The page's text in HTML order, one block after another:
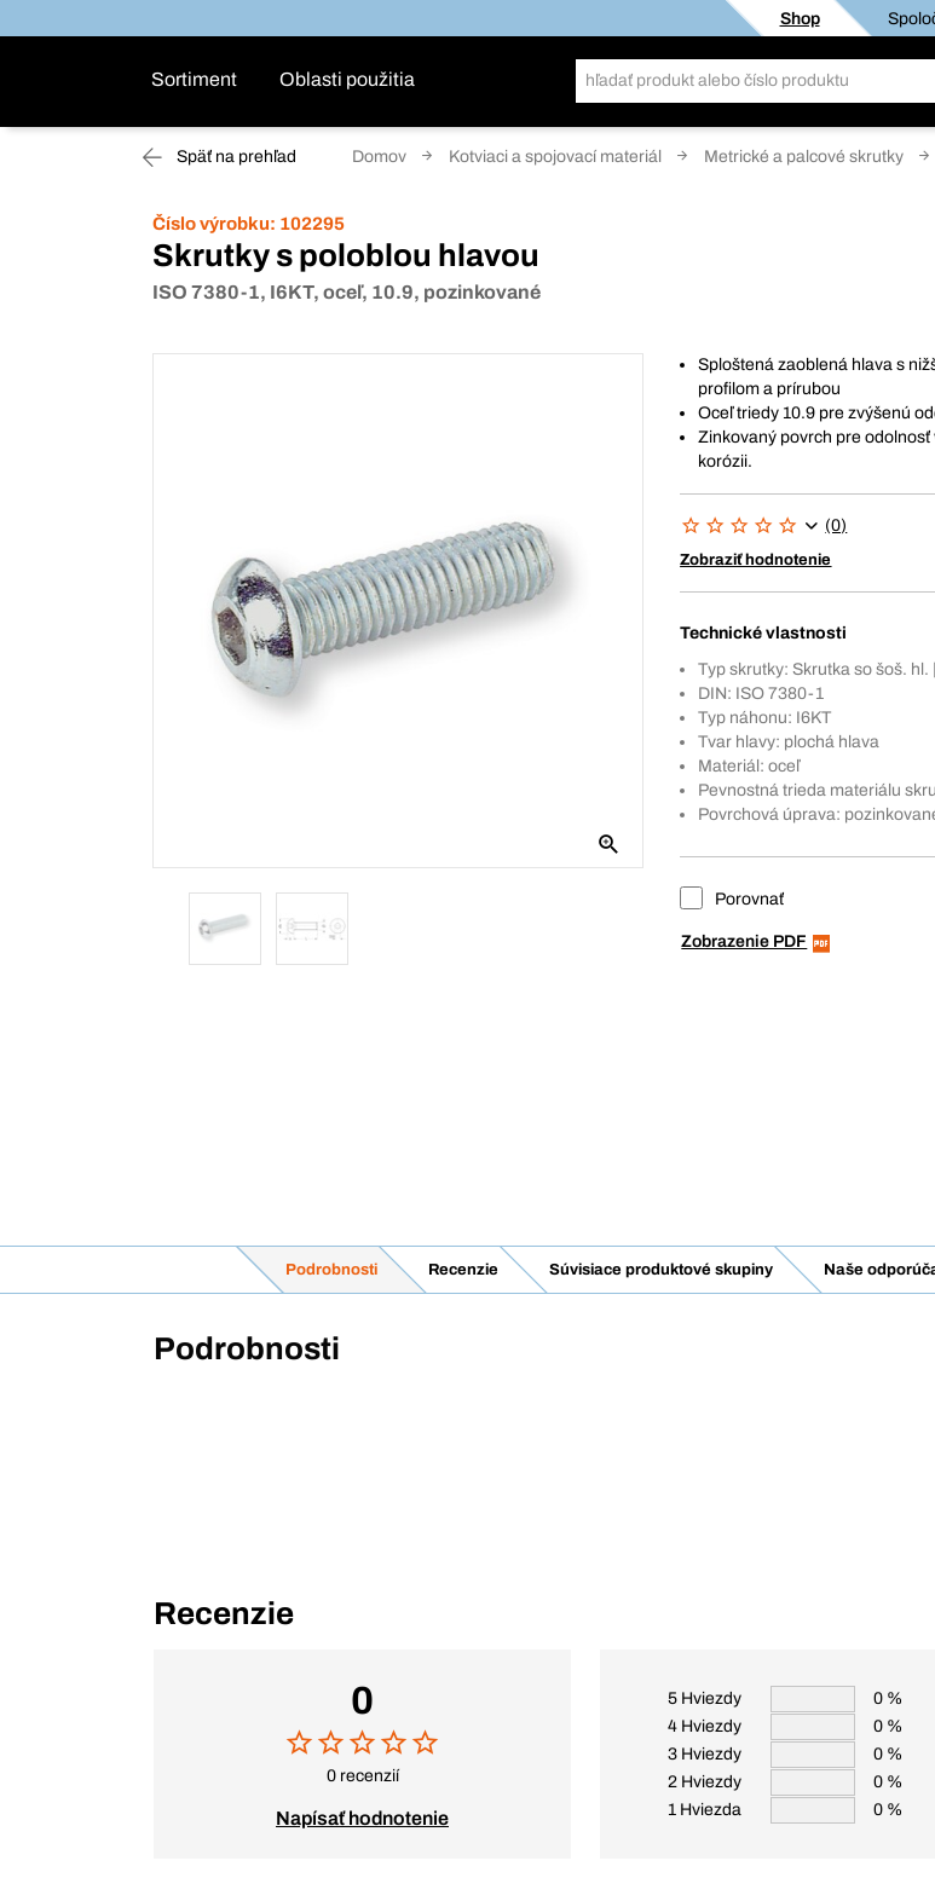
Shop
Sortiment Oblasti použitia
Späť na prehľad Domov Kotviaci a spojovací materiál Metrické a palcové skrutky
Číslo výrobku: 102295
Skrutky s poloblou hlavou
ISO 7380-1, I6KT, oceľ, 10.9, pozinkované
Sploštená zaoblená hlava s
profilom a prírubou
Oceľ triedy 10.9 pre zvýšenú
Zinkovaný povrch pre odolnosť
korózii.
(0)
Zobraziť hodnotenie
Technické vlastnosti
Typ skrutky: Skrutka so šoš. hl.
DIN: ISO 7380-1
Typ náhonu: I6KT
Tvar hlavy: plochá hlava
Materiál: oceľ
Pevnostná trieda materiálu
Povrchová úprava:
Porovnať
Zobrazenie PDF
Podrobnosti Recenzie Súvisiace produktové skupiny Naše
Podrobnosti
Recenzie
0
0 recenzií
Napísať hodnotenie
5 Hviezdy
0 %
4 Hviezdy
0 %
3 Hviezdy
0 %
2 Hviezdy
0 %
1 Hviezda
0 %